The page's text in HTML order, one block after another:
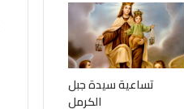
تساعية سيدة جبل
الكرمل